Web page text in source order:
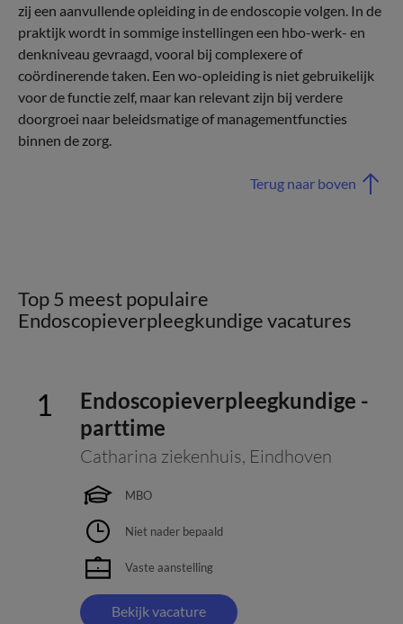
zij een aanvullende opleiding in de endoscopie volgen. In de
praktijk wordt in sommige instellingen een hbo-werk- en
denkniveau gevraagd, vooral bij complexere of
coördinerende taken. Een wo-opleiding is niet gebruikelijk
voor de functie zelf, maar kan relevant zijn bij verdere
doorgroei naar beleidsmatige of managementfuncties
binnen de zorg.
Terug naar boven
Top 5 meest populaire
Endoscopieverpleegkundige vacatures
Endoscopieverpleegkundige -
parttime
Catharina ziekenhuis, Eindhoven
MBO
Niet nader bepaald
Vaste aanstelling
Bekijk vacature